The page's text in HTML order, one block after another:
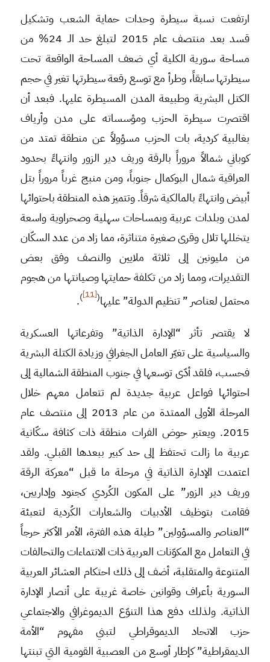
ارتفعت نسبة سيطرة وحدات حماية الشعب وتشكيل
قسد بعد منتصف عام 2015 لتبلغ حد الـ 24% من
مساحة سورية الكلية أي ضعف المساحة الواقعة تحت
سيطرتها سابقاً، وطرأ مع توسع رقعة سيطرتها تغير في حجم
الكتل البشرية وطبيعة المدن المسيطرة عليها. فبعد أن
اقتصرت سيطرة الحزب ومؤسساته على مدن وأرياف
بغالبية كردية، بات الحزب مسؤولاً عن منطقة تمتد من
كوباني شمالاً مروراً بالرقة وريف دير الزور وانتهاءً بحدود
العراقية شمال البوكمال جنوباً، ومن منبج غرباً مروراً بتل
أبيض وانتهاءً بالمالكية شرقاً. وتتميز هذه المنطقة باحتوائها
لمدن وبلدات عربية وبمساحات سهلية وصحراوية واسعة
يتخللها تلال وقرى صغيرة متناثرة، مما زاد من عدد السكّان
من مليونين إلى ثلاثة ملايين والنصف وفق بعض
التقديرات، ومما زاد من تكلفة حمايتها وصيانتها من هجوم
محتمل لعناصر ” تنظيم الدولة” عليها(
[11]
)
.
لا يقتصر تأثر “الإدارة الذاتية” وتفرعاتها العسكرية
والسياسية على تغيّر العامل الجغرافي وزيادة الكتلة البشرية
فحسب، فلقد أدّى توسعها في جنوب المنطقة الشمالية إلى
احتوائها فواعل عربية جديدة لم تتعامل معهم خلال
المرحلة الأولى الممتدة من عام 2013 إلى منتصف عام
2015. ويعتبر حوض الفرات منطقة ذات كثافة سكّانية
عربية ما زالت تحتفظ إلى حد كبير ببعدها القبلي. ولقد
اعتمدت الإدارة الذاتية في مرحلة ما قبل “معركة الرقة
وريف دير الزور” على المكون الكُردي كجنود وإداريين،
فقامت بتوظيف الأدبيات والشعارات الكُردية لتعبئة
“العناصر والمسؤولين” طيلة هذه الفترة، الأمر الأكثر حرجاً
في التعامل مع المكوّنات العربية ذات الانتماءات والتحالفات
المتنوعة والمتقلبة، أضف إلى ذلك احتكام العشائر العربية
السورية بأعراف وقوانين خاصة غريبة على أنصار الإدارة
الذاتية. ولذلك دفع هذا التنوّع الديموغرافي والاجتماعي
حزب الاتحاد الديموقراطي لتبني مفهوم “الأمة
الديمقراطية” كإطار أوسع من العصبية القومية التي تبنتها